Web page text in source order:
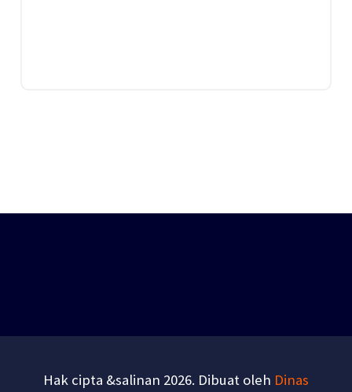
Hak cipta &salinan 2026. Dibuat oleh Dinas